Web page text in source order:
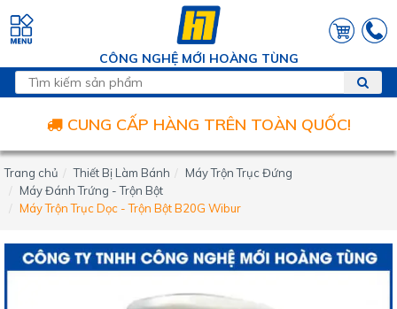
CÔNG NGHỆ MỚI HOÀNG TÙNG
CUNG CẤP HÀNG TRÊN TOÀN QUỐC!
Trang chủ Thiết Bị Làm Bánh
Máy Trộn Trục Đứng
Máy Đánh Trứng - Trộn Bột
Máy Trộn Trục Dọc - Trộn Bột B20G Wibur